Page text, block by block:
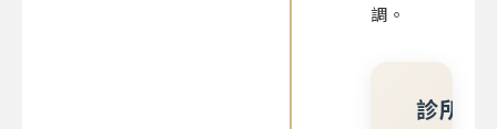
調。
診所編